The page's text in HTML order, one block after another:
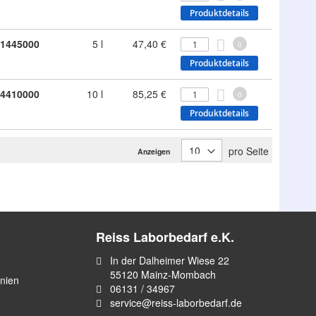
Produktdetails
5 l 47,40 € 0
Produktdetails
10 l 85,25 € 0
Produktdetails
Anzeigen pro Seite
Reiss Laborbedarf e.K.
In der Dalheimer Wiese 22
55120 Mainz-Mombach
06131 / 34967
service@reiss-laborbedarf.de